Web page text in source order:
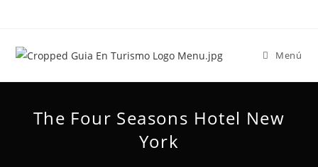
Menú
The Four Seasons Hotel New
York